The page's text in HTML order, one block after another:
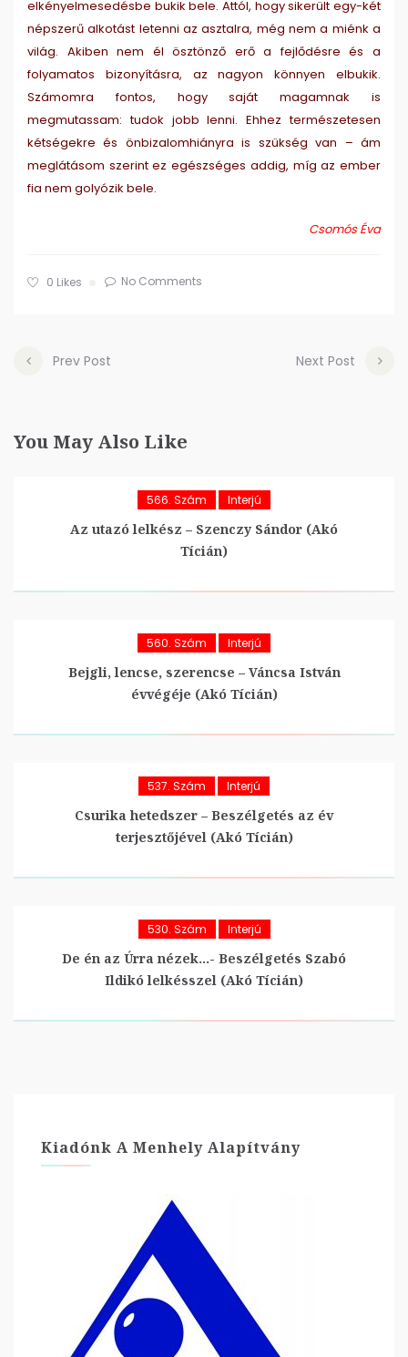
elkényelmesedésbe bukik bele. Attól, hogy sikerült egy-két
népszerű alkotást letenni az asztalra, még nem a miénk a
világ. Akiben nem él ösztönző erő a fejlődésre és a
folyamatos bizonyításra, az nagyon könnyen elbukik.
Számomra fontos, hogy saját magamnak is
megmutassam: tudok jobb lenni. Ehhez természetesen
kétségekre és önbizalomhiányra is szükség van – ám
meglátásom szerint ez egészséges addig, míg az ember
fia nem golyózik bele.
Csomós Éva
0 Likes No Comments
Prev Post Next Post
You May Also Like
566. Szám Interjú
Az utazó lelkész – Szenczy Sándor (Akó
Tícián)
560. Szám Interjú
Bejgli, lencse, szerencse – Váncsa István
évvégéje (Akó Tícián)
537. Szám Interjú
Csurika hetedszer – Beszélgetés az év
terjesztőjével (Akó Tícián)
530. Szám Interjú
De én az Úrra nézek…- Beszélgetés Szabó
Ildikó lelkésszel (Akó Tícián)
Kiadónk A Menhely Alapítvány